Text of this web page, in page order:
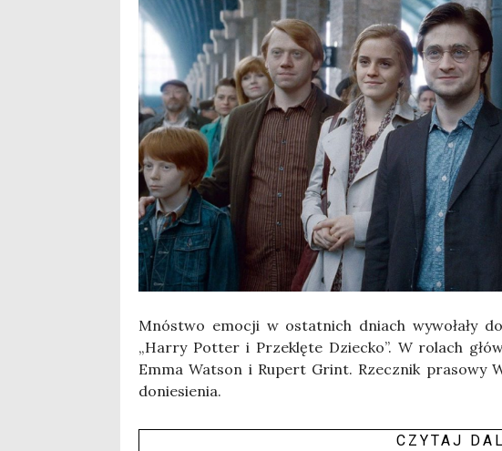
Mnó­stwo emo­cji w ostat­nich dniach wywo­ła­ły
„Har­ry Pot­ter i Prze­klę­te Dziec­ko”. W rolach
Emma Wat­son i Rupert Grint. Rzecz­nik pra­so­wy
donie­sie­nia.
CZY­TAJ